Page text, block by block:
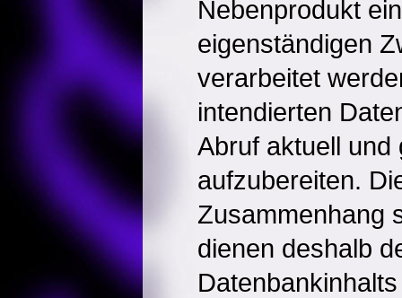
Nebenprodukt
eigenständigen
verarbeitet
intendierten
Abruf aktuell und
aufzubereiten.
Zusammenhang
dienen deshalb